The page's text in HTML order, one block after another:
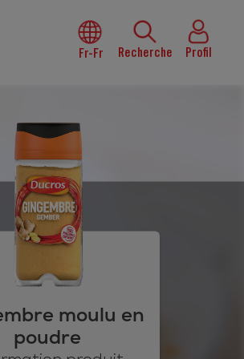
Fr-Fr Recherche Profil
moulu en
poudre